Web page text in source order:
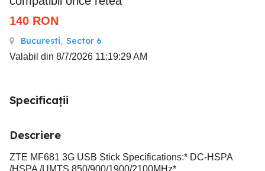
140 RON
Bucuresti, Sector 6
Valabil din 8/7/2026 11:19:29 AM
Specificații
Descriere
ZTE MF681 3G USB Stick Specifications:* DC-HSPA
/HSPA /UMTS 850/900/1900/2100MHz*